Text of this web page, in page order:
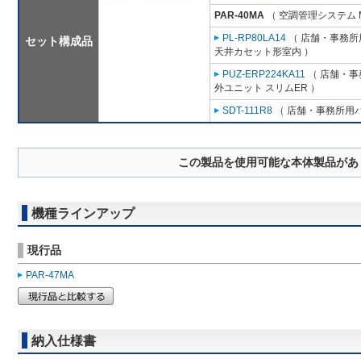
セット構成品
PAR-40MA （ 空調管理システム
PL-RP80LA14 （ 店舗・事務
天井カセット形室内 ）
PUZ-ERP224KA11 （ 店舗・
外ユニット スリムER ）
SDT-111R8 （ 店舗・事務所用
この製品を使用可能な本体製品が
機種ラインアップ
現行品
PAR-47MA
納入仕様書